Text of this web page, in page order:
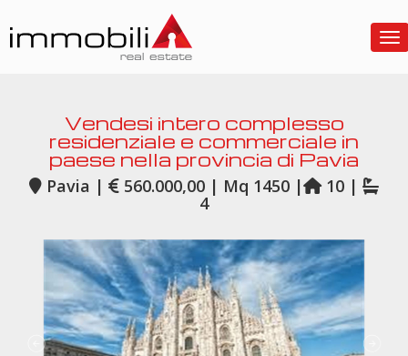
Vendesi intero complesso
residenziale e commerciale in
paese nella provincia di Pavia
Pavia | 560.000,00 | Mq 1450 | 10 |
4